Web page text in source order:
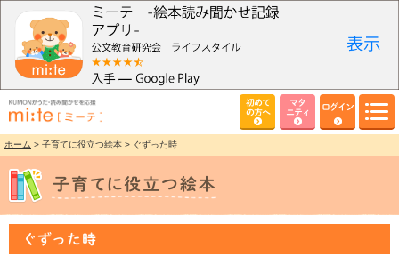
初めて
の方へ
マタ
ニティ
ログイン
ホーム > 子育てに役立つ絵本 > ぐずった時
ぐずった時